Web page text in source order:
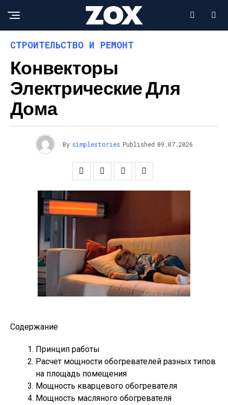
СТРОИТЕЛЬСТВО И РЕМОНТ
Конвекторы
Электрические Для
Дома
By simplestories Published 09.07.2026
Содержание
Принцип работы
Расчет мощности обогревателей разных типов
на площадь помещения
Мощность кварцевого обогревателя
Мощность масляного обогревателя